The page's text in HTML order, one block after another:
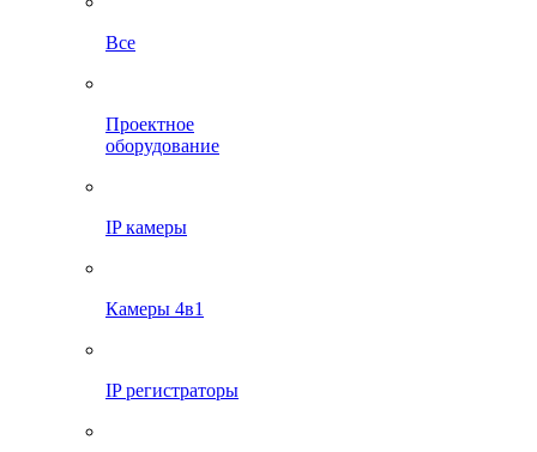
Все
Проектное
оборудование
IP камеры
Камеры 4в1
IP регистраторы